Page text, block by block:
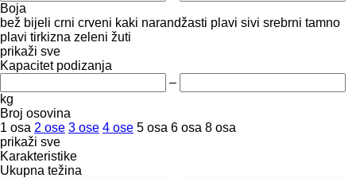
Boja
bež bijeli crni crveni kaki narandžasti plavi sivi srebrni tamno
plavi tirkizna zeleni žuti
prikaži sve
Kapacitet podizanja
–
kg
Broj osovina
1 osa 2 ose 3 ose 4 ose 5 osa 6 osa 8 osa
prikaži sve
Karakteristike
Ukupna težina